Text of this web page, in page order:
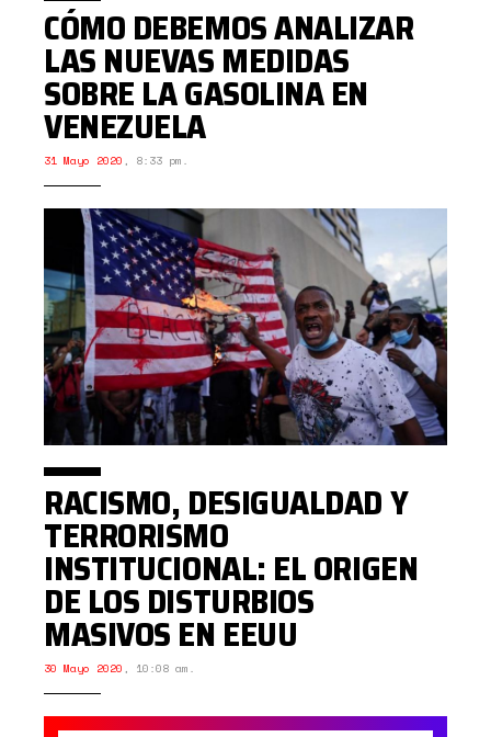
CÓMO DEBEMOS ANALIZAR
LAS NUEVAS MEDIDAS
SOBRE LA GASOLINA EN
VENEZUELA
31 Mayo 2020 , 8:33 pm.
RACISMO, DESIGUALDAD Y
TERRORISMO
INSTITUCIONAL: EL ORIGEN
DE LOS DISTURBIOS
MASIVOS EN EEUU
30 Mayo 2020 , 10:08 am.